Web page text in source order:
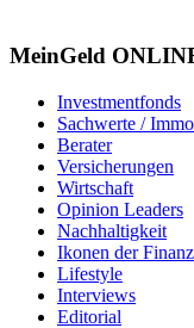
MeinGeld
Investmentfonds
Sachwerte /
Berater
Versicherungen
Wirtschaft
Opinion Leaders
Nachhaltigkeit
Ikonen der
Lifestyle
Interviews
Editorial